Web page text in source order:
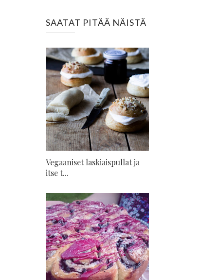
SAATAT PITÄÄ NÄISTÄ
Vegaaniset laskiaispullat ja
itse t...